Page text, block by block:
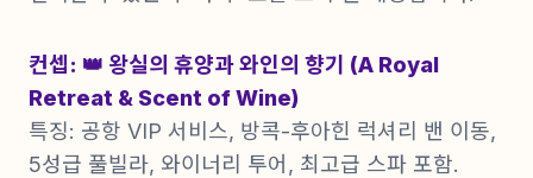
컨셉: 👑 왕실의 휴양과 와인의 향기 (A Royal
Retreat & Scent of Wine)
특징: 공항 VIP 서비스, 방콕-후아힌 럭셔리 밴 이동,
5성급 풀빌라, 와이너리 투어, 최고급 스파 포함.